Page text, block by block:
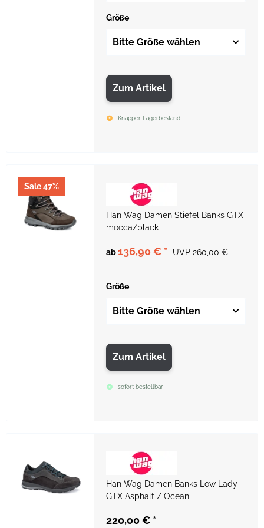
Größe
Bitte Größe wählen
Zum Artikel
Knapper Lagerbestand
Sale 47%
Han Wag Damen Stiefel Banks GTX
mocca/black
ab136,90 € * UVP 260,00 €
Größe
Bitte Größe wählen
Zum Artikel
sofort bestellbar
Han Wag Damen Banks Low Lady
GTX Asphalt / Ocean
220,00 € *